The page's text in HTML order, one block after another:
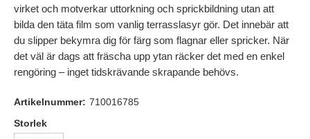
virket och motverkar uttorkning och sprickbildning utan att
bilda den täta film som vanlig terrasslasyr gör. Det innebär att
du slipper bekymra dig för färg som flagnar eller spricker. När
det väl är dags att fräscha upp ytan räcker det med en enkel
rengöring – inget tidskrävande skrapande behövs.
Artikelnummer: 710016785
Storlek